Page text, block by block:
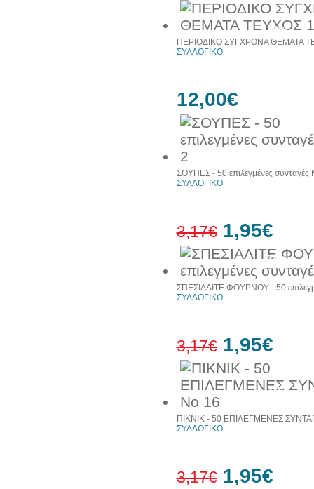
10%
έκπτωση
ΠΕΡΙΟΔΙΚΟ ΣΥΓΧΡΟΝΑ ΘΕΜΑΤΑ
ΣΥΛΛΟΓΙΚΟ
12,00€
38%
ΣΟΥΠΕΣ - 50 επιλεγμένες συνταγές
ΣΥΛΛΟΓΙΚΟ
3,17€ 1,95€
38%
ΣΠΕΣΙΑΛΙΤΕ ΦΟΥΡΝΟΥ - 50
ΣΥΛΛΟΓΙΚΟ
3,17€ 1,95€
ΠΙΚΝΙΚ - 50 ΕΠΙΛΕΓΜΕΝΕΣ
ΣΥΛΛΟΓΙΚΟ
3,17€ 1,95€